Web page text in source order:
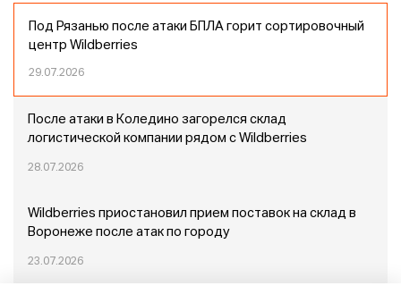
Под Рязанью после атаки БПЛА горит сортировочный
центр Wildberries
29.07.2026
После атаки в Коледино загорелся склад
логистической компании рядом с Wildberries
28.07.2026
Wildberries приостановил прием поставок на склад в
Воронеже после атак по городу
23.07.2026